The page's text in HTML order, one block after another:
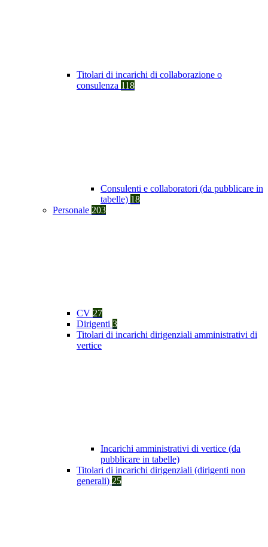
Titolari di incarichi di collaborazione o
consulenza 118
Consulenti e collaboratori (da pubblicare in
tabelle) 18
Personale 203
CV 27
Dirigenti 3
Titolari di incarichi dirigenziali amministrativi di
vertice
Incarichi amministrativi di vertice (da
pubblicare in tabelle)
Titolari di incarichi dirigenziali (dirigenti non
generali) 25